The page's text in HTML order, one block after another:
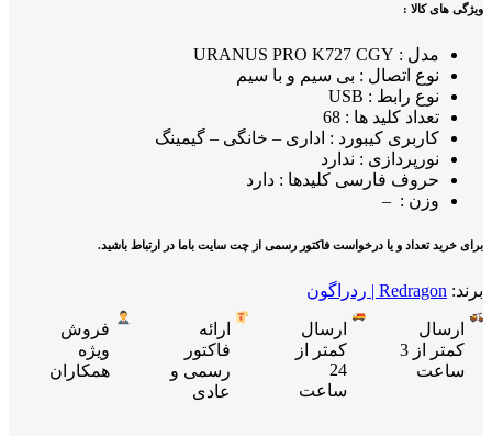
ویژگی های کالا :
مدل : URANUS PRO K727 CGY
نوع اتصال : بی سیم و با سیم
نوع رابط : USB
تعداد کلید ها : 68
کاربری کیبورد : اداری – خانگی – گیمینگ
نورپردازی : ندارد
حروف فارسی کلیدها : دارد
وزن : –
برای خرید تعداد و یا درخواست فاکتور رسمی از چت سایت باما در ارتباط باشید.
برند: Redragon | ردراگون
ارسال
کمتر از 3
ساعت
ارسال
کمتر از
24
ساعت
ارائه
فاکتور
رسمی و
عادی
فروش
ویژه
همکاران